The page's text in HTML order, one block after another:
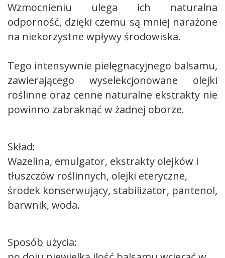
Wzmocnieniu ulega ich naturalna
odporność, dzięki czemu są mniej narażone
na niekorzystne wpływy środowiska.
Tego intensywnie pielęgnacyjnego balsamu,
zawierającego wyselekcjonowane olejki
roślinne oraz cenne naturalne ekstrakty nie
powinno zabraknąć w żadnej oborze.
Skład:
Wazelina, emulgator, ekstrakty olejków i
tłuszczów roślinnych, olejki eteryczne,
środek konserwujący, stabilizator, pantenol,
barwnik, woda.
Sposób użycia: